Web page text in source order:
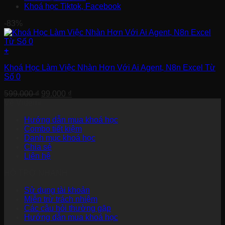
Khoá học Tiktok, Facebook
-83%
+
Khoá Học Làm Việc Nhàn Hơn Với Ai Agent, N8n Excel Từ
Số 0
599.000₫ Giá
599.000 ₫.
99.000 ₫
là:
99.000 ₫.
Hướng dẫn mua khoá học
Combo tiết kiệm
Danh mục khoá học
Chia sẻ
Liên hệ
Sử dụng tài khoản
Miễn trừ trách nhiệm
Các câu hỏi thường gặp
Hướng dẫn mua khoá học